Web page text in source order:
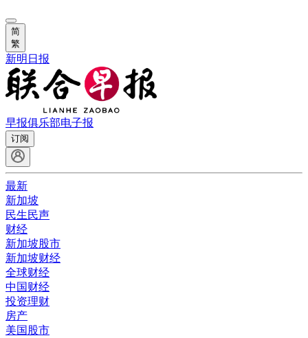
简
繁
新明日报
早报俱乐部电子报
订阅
最新
新加坡
民生民声
财经
新加坡股市
新加坡财经
全球财经
中国财经
投资理财
房产
美国股市